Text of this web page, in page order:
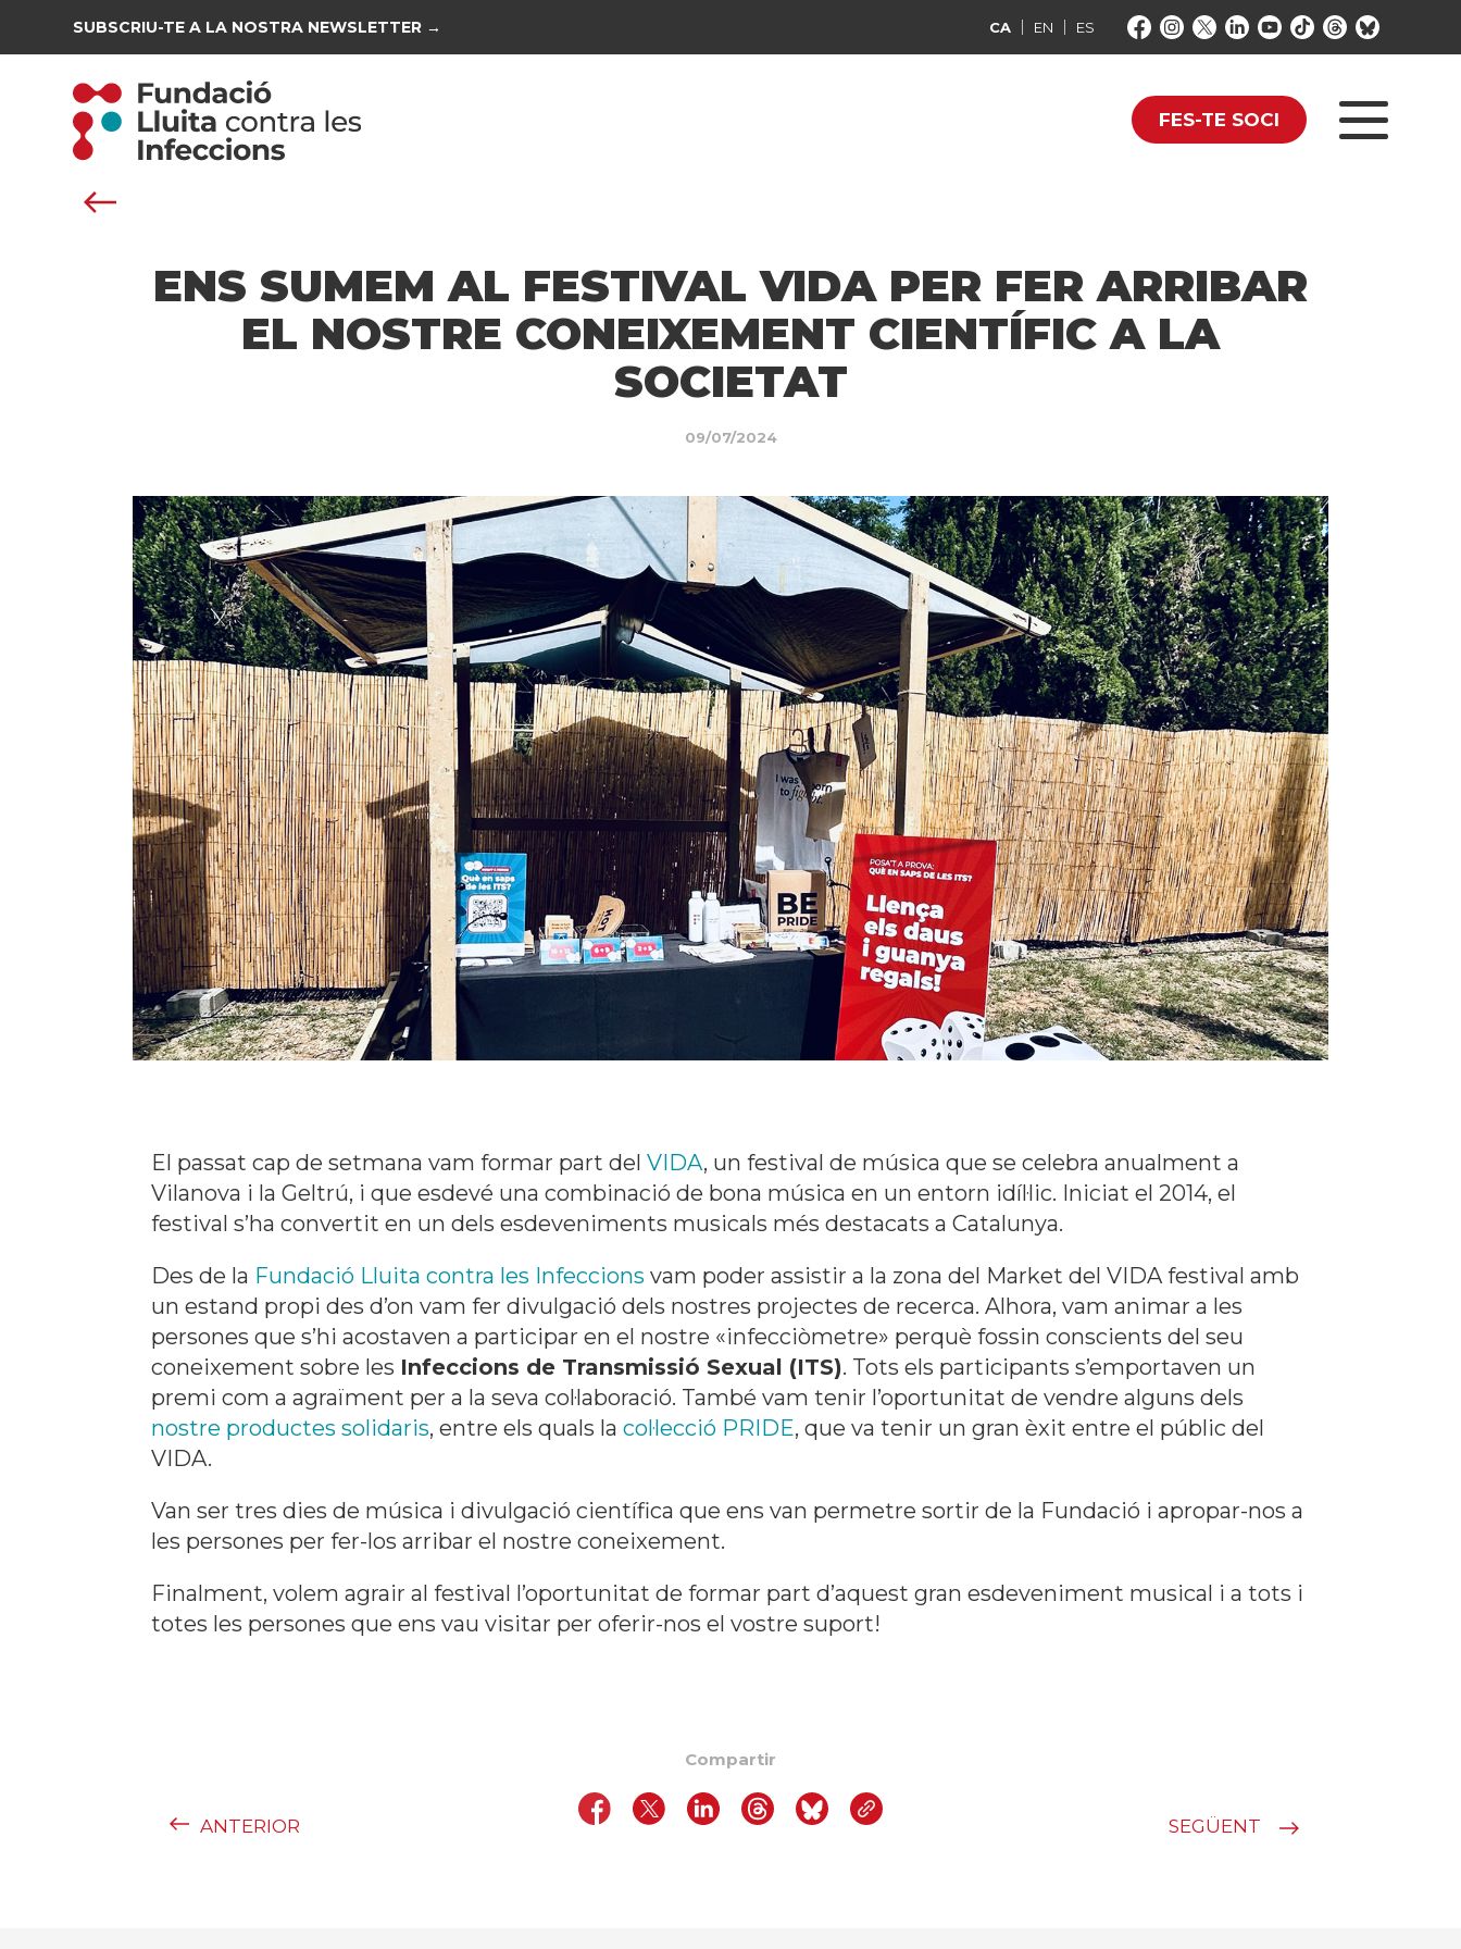
SUBSCRIU-TE A LA NOSTRA NEWSLETTER → CA EN ES
FES-TE SOCI
ENS SUMEM AL FESTIVAL VIDA PER FER ARRIBAR
EL NOSTRE CONEIXEMENT CIENTÍFIC A LA
SOCIETAT
09/07/2024
El passat cap de setmana vam formar part delVIDA, un festival de música que se celebra anualment a
Vilanova i la Geltrú, i que esdevé una combinació de bona música en un entorn idíl·lic. Iniciat el 2014, el
festival s’ha convertit en un dels esdeveniments musicals més destacats a Catalunya.
Des de la Fundació Lluita contra les Infeccions vam poder assistir a la zona del Market del VIDA festival amb
un estand propi des d’on vam fer divulgació dels nostres projectes de recerca. Alhora, vam animar a les
persones que s’hi acostaven a participar en el nostre «infecciòmetre» perquè fossin conscients del seu
coneixement sobre les Infeccions de Transmissió Sexual (ITS). Tots els participants s’emportaven un
premi com a agraïment per a la seva col·laboració. També vam tenir l’oportunitat de vendre alguns dels
nostre productes solidaris, entre els quals lacol·lecció PRIDE, que va tenir un gran èxit entre el públic del
VIDA.
Van ser tres dies de música i divulgació científica que ens van permetre sortir de la Fundació i apropar-nos a
les persones per fer-los arribar el nostre coneixement.
Finalment, volem agrair al festival l’oportunitat de formar part d’aquest gran esdeveniment musical i a tots i
totes les persones que ens vau visitar per oferir-nos el vostre suport!
Compartir
ANTERIOR SEGÜENT